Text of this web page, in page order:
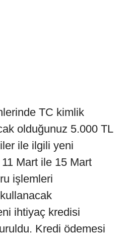
TC kimlik
olduğunuz 5.000 TL
ile ilgili yeni
Mart ile 15 Mart
işlemleri
ihtiyaç kredisi
Kredi ödemesi